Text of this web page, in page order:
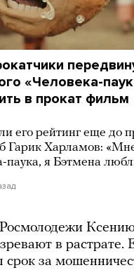
«Человека-
в прокат фильм
его рейтинг еще до
Гарик Харламов:
паука, я Бэтмена
в растрате.
срок за